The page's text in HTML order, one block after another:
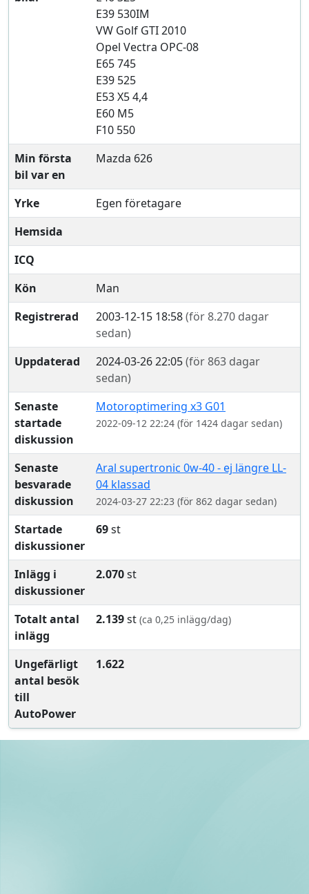
E39 530IM
VW Golf GTI 2010
Opel Vectra OPC-08
E65 745
E39 525
E53 X5 4,4
E60 M5
F10 550
Min första
bil var en
Mazda 626
Yrke
Egen företagare
Hemsida
ICQ
Kön
Man
Registrerad
2003-12-15 18:58(för 8.270 dagar
sedan)
Uppdaterad
2024-03-26 22:05(för 863 dagar
sedan)
Senaste
startade
diskussion
Motoroptimering x3 G01
2022-09-12 22:24 (för 1424 dagar sedan)
Senaste
besvarade
diskussion
Aral supertronic 0w-40 - ej längre LL-
04 klassad
2024-03-27 22:23 (för 862 dagar sedan)
Startade
diskussioner
69st
Inlägg i
diskussioner
2.070st
Totalt antal
inlägg
2.139st (ca 0,25 inlägg/dag)
Ungefärligt
antal besök
till
AutoPower
1.622